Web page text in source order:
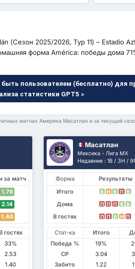
(Сезон 2025/2026, Тур 11) – Estadio
форма América: победы дома
пользователем (бесплатно) для
статистики GPT5 »
матчах Америка Масатлан и за текущий
за матч
1.76
2.14
1.40
гостях
33%
2.53
1.40
Масатлан
Мексика - Лига МХ
Недавние : 1В / 3Н /
Форма Результаты
Итого
В Н В П В
Дома
П П П В В
В гостях
П П В Н П
Стат-ка Итого
Победа %
19%
СР
3.04
Забито
1.22